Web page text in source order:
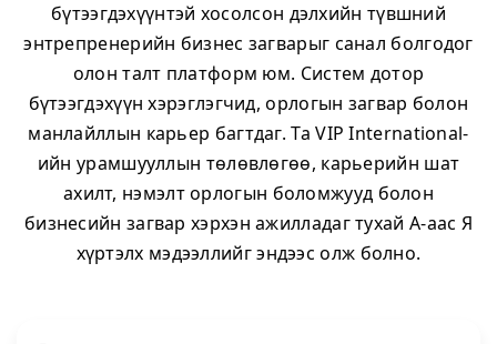
бүтээгдэхүүнтэй хосолсон дэлхийн түвшний
энтрепренерийн бизнес загварыг санал болгодог
олон талт платформ юм. Систем дотор
бүтээгдэхүүн хэрэглэгчид, орлогын загвар болон
манлайллын карьер багтдаг. Та VIP International-
ийн урамшууллын төлөвлөгөө, карьерийн шат
ахилт, нэмэлт орлогын боломжууд болон
бизнесийн загвар хэрхэн ажилладаг тухай А-аас Я
хүртэлх мэдээллийг эндээс олж болно.